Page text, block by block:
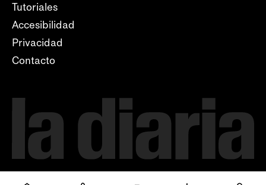
Tutoriales
Accesibilidad
Privacidad
Contacto